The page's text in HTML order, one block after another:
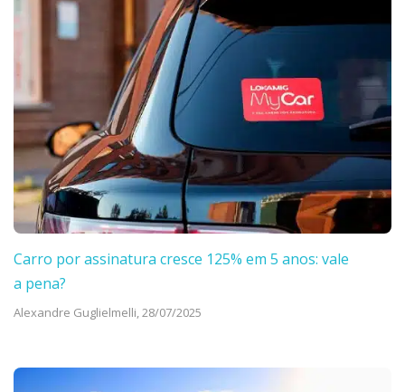
Carro por assinatura cresce 125% em 5 anos: vale
a pena?
Alexandre Guglielmelli,28/07/2025